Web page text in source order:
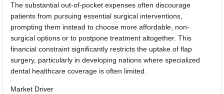
The substantial out-of-pocket expenses often discourage
patients from pursuing essential surgical interventions,
prompting them instead to choose more affordable, non-
surgical options or to postpone treatment altogether. This
financial constraint significantly restricts the uptake of flap
surgery, particularly in developing nations where specialized
dental healthcare coverage is often limited.
Market Driver